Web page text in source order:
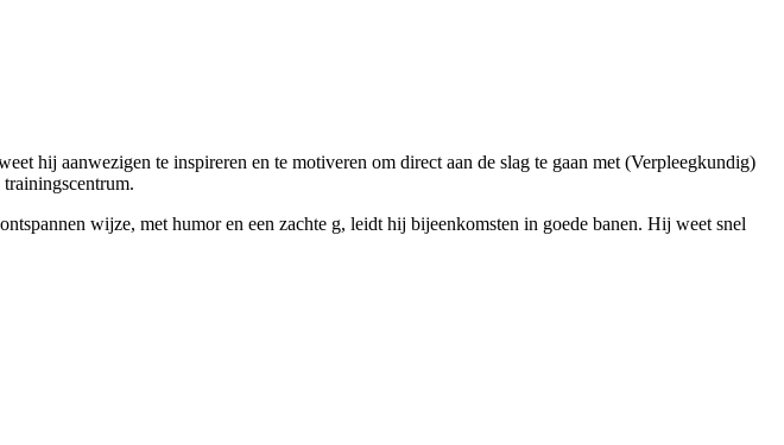
hij aanwezigen te inspireren en te motiveren om direct aan de slag te gaan met (Verpleegkundig)
wijze, met humor en een zachte g, leidt hij bijeenkomsten in goede banen. Hij weet snel